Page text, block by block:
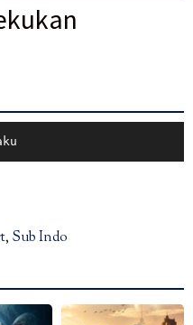
, Sub Indo